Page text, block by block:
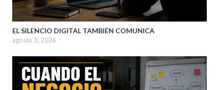
EL SILENCIO DIGITAL TAMBIÉN COMUNICA
agosto 3, 2026